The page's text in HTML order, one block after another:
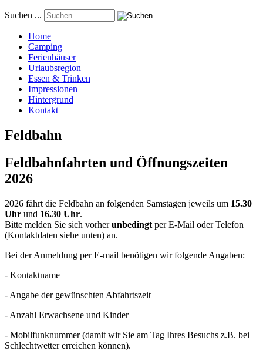
Suchen ...
Home
Camping
Ferienhäuser
Urlaubsregion
Essen & Trinken
Impressionen
Hintergrund
Kontakt
Feldbahn
Feldbahnfahrten und Öffnungszeiten
2026
2026 fährt die Feldbahn an folgenden Samstagen jeweils um 15.30
Uhr und 16.30 Uhr.
Bitte melden Sie sich vorherunbedingt per E-Mail oder Telefon
(Kontaktdaten siehe unten) an.
Bei der Anmeldung per E-mail benötigen wir folgende Angaben:
- Kontaktname
- Angabe der gewünschten Abfahrtszeit
- Anzahl Erwachsene und Kinder
- Mobilfunknummer (damit wir Sie am Tag Ihres Besuchs z.B. bei
Schlechtwetter erreichen können).